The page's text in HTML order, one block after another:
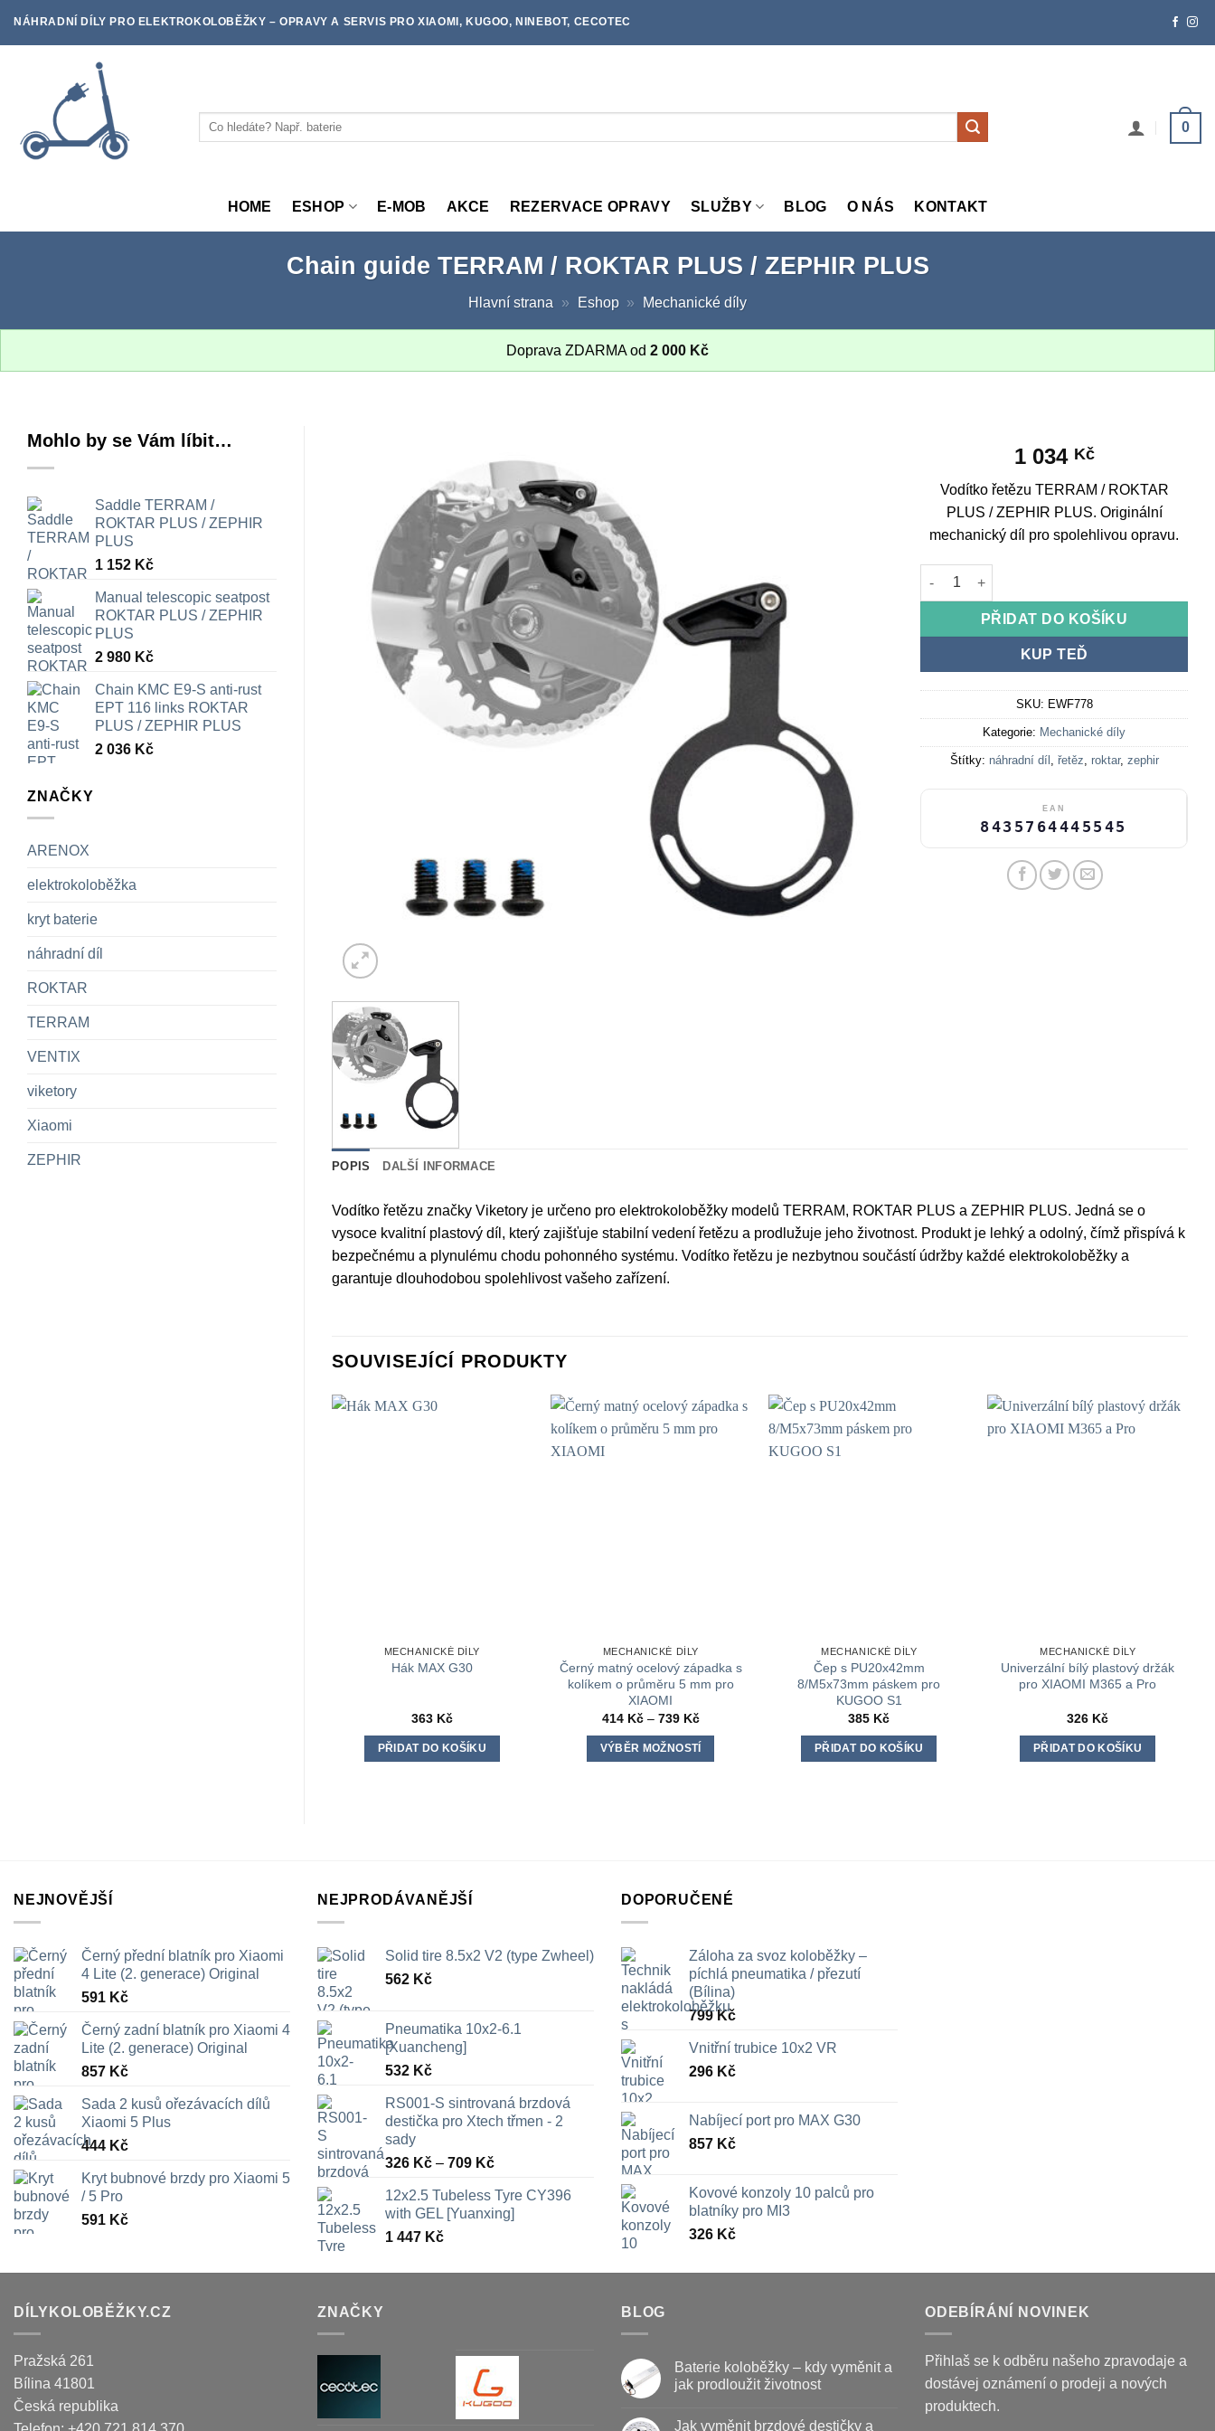
NÁHRADNÍ DÍLY PRO ELEKTROKOLOBĚŽKY – OPRAVY A SERVIS PRO XIAOMI, KUGOO, NINEBOT, CECOTEC
Hledat: 0
HOME ESHOP E-MOB AKCE REZERVACE OPRAVY SLUŽBY BLOG O NÁS KONTAKT
Chain guide TERRAM / ROKTAR PLUS / ZEPHIR PLUS
Hlavní strana » Eshop » Mechanické díly
Doprava ZDARMA od 2 000 Kč
Mohlo by se Vám líbit…
Saddle TERRAM /
ROKTAR PLUS / ZEPHIR
PLUS
1 152 Kč
Manual telescopic seatpost
ROKTAR PLUS / ZEPHIR
PLUS
2 980 Kč
Chain KMC E9-S anti-rust
EPT 116 links ROKTAR
PLUS / ZEPHIR PLUS
2 036 Kč
ZNAČKY
ARENOX
elektrokoloběžka
kryt baterie
náhradní díl
ROKTAR
TERRAM
VENTIX
viketory
Xiaomi
ZEPHIR
1 034 Kč
Vodítko řetězu TERRAM / ROKTAR
PLUS / ZEPHIR PLUS. Originální
mechanický díl pro spolehlivou opravu.
Chain guide TERRAM / ROKTAR PLUS /
PŘIDAT DO KOŠÍKU
KUP TEĎ
SKU: EWF778
Kategorie: Mechanické díly
Štítky: náhradní díl , řetěz, roktar, zephir
EAN
8435764445545
POPIS DALŠÍ INFORMACE
Vodítko řetězu značky Viketory je určeno pro elektrokoloběžky modelů TERRAM, ROKTAR PLUS a ZEPHIR PLUS. Jedná se o
vysoce kvalitní plastový díl, který zajišťuje stabilní vedení řetězu a prodlužuje jeho životnost. Produkt je lehký a odolný, čímž přispívá k
bezpečnému a plynulému chodu pohonného systému. Vodítko řetězu je nezbytnou součástí údržby každé elektrokoloběžky a
garantuje dlouhodobou spolehlivost vašeho zařízení.
SOUVISEJÍCÍ PRODUKTY
MECHANICKÉ DÍLY
Hák MAX G30
363 Kč
PŘIDAT DO KOŠÍKU
MECHANICKÉ DÍLY
Černý matný ocelový západka s
kolíkem o průměru 5 mm pro
XIAOMI
414 Kč – 739 KčRozpětí
414 Kč
až
VÝBĚR MOŽNOSTÍ
lze
stránce
produktu
MECHANICKÉ DÍLY
Čep s PU20x42mm
8/M5x73mm páskem pro
KUGOO S1
385 Kč
PŘIDAT DO KOŠÍKU
MECHANICKÉ DÍLY
Univerzální bílý plastový držák
pro XIAOMI M365 a Pro
326 Kč
PŘIDAT DO KOŠÍKU
NEJNOVĚJŠÍ
Černý přední blatník pro Xiaomi
4 Lite (2. generace) Original
591 Kč
Černý zadní blatník pro Xiaomi 4
Lite (2. generace) Original
857 Kč
Sada 2 kusů ořezávacích dílů
Xiaomi 5 Plus
444 Kč
Kryt bubnové brzdy pro Xiaomi 5
/ 5 Pro
591 Kč
NEJPRODÁVANĚJŠÍ
Solid tire 8.5x2 V2 (type Zwheel)
562 Kč
Pneumatika 10x2-6.1
[Xuancheng]
532 Kč
RS001-S sintrovaná brzdová
destička pro Xtech třmen - 2
sady
326 Kč – 709 KčRozpětí
326 Kč
až
12x2.5 Tubeless Tyre CY396
with GEL [Yuanxing]
1 447 Kč
DOPORUČENÉ
Záloha za svoz koloběžky –
píchlá pneumatika / přezutí
(Bílina)
799Kč
Vnitřní trubice 10x2 VR
296 Kč
Nabíjecí port pro MAX G30
857 Kč
Kovové konzoly 10 palců pro
blatníky pro MI3
326 Kč
DÍLYKOLOBĚŽKY.CZ
Pražská 261
Bílina 41801
Česká republika
ZNAČKY BLOG
Baterie koloběžky – kdy vyměnit a
jak prodloužit životnost
Jak vyměnit brzdové destičky a
ODEBÍRÁNÍ NOVINEK
Přihlaš se k odběru našeho zpravodaje a
dostávej oznámení o prodeji a nových
produktech.